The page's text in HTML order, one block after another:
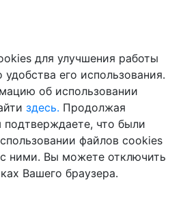
для улучшения работы
его использования.
об использовании
здесь. Продолжая
подтверждаете, что были
файлов cookies
ними. Вы можете отключить
Вашего браузера.